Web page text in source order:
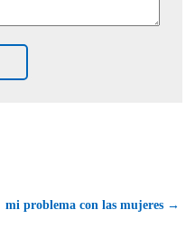
mi problema con las mujeres →